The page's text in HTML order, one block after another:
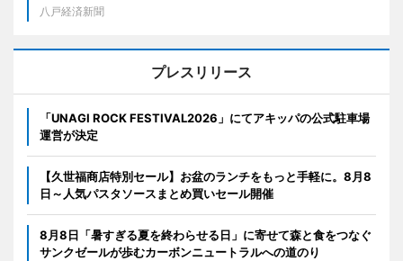
八戸経済新聞
プレスリリース
「UNAGI ROCK FESTIVAL2026」にてアキッパの公式駐車場
運営が決定
【久世福商店特別セール】お盆のランチをもっと手軽に。8月8
日～人気パスタソースまとめ買いセール開催
8月8日「暑すぎる夏を終わらせる日」に寄せて森と食をつなぐ
サンクゼールが歩むカーボンニュートラルへの道のり